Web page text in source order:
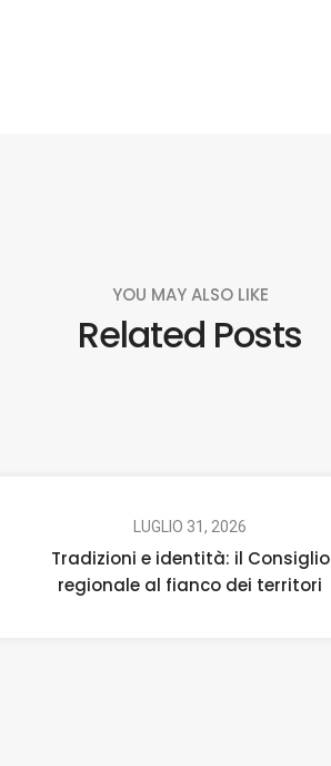
YOU MAY ALSO LIKE
Related Posts
LUGLIO 31, 2026
Tradizioni e identità: il Consiglio
regionale al fianco dei territori